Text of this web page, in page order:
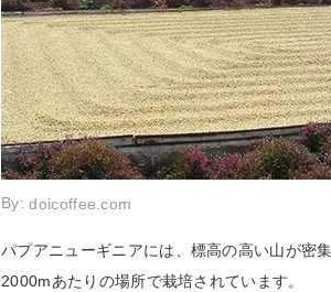
By:doicoffee.com
パプアニューギニアには、標高の高い山が密
2000mあたりの場所で栽培されています。